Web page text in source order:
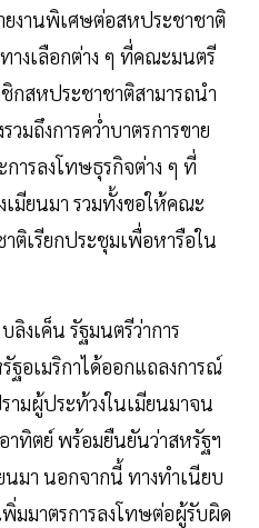
งานพิเศษต่อสหประชาชาติ
างเลือกต่าง ๆ ที่คณะมนตรี
กสหประชาชาติสามารถนำ
มถึงการคว่ำบาตรการขาย
ารลงโทษธุรกิจต่าง ๆ ที่
เมียนมา รวมทั้งขอให้คณะ
ติเรียกประชุมเพื่อหารือใน
งเค็น รัฐมนตรีว่าการ
ฐอเมริกาได้ออกแถลงการณ์
ามผู้ประท้วงในเมียนมาจน
าทิตย์ พร้อมยืนยันว่าสหรัฐฯ
นมา นอกจากนี้ ทางทำเนียบ
มมาตรการลงโทษต่อผู้รับผิด